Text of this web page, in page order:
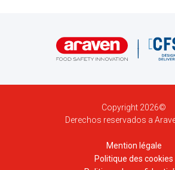
Copyright 2026©
Derechos reservados a
Mention légale
Politique des cookies